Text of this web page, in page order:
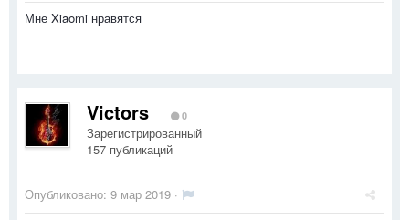
Мне Xiaomi нравятся
Victors 0
Зарегистрированный
157 публикаций
Опубликовано: 9 мар 2019 ·